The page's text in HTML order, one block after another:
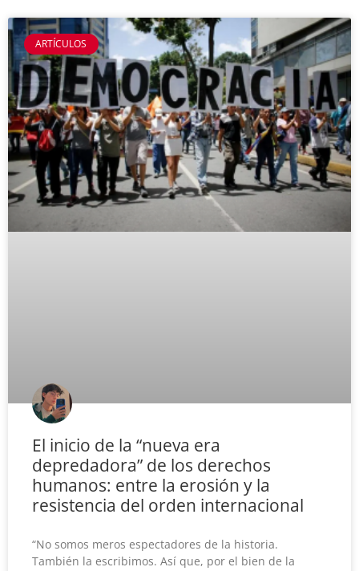
ARTÍCULOS
El inicio de la “nueva era
depredadora” de los derechos
humanos: entre la erosión y la
resistencia del orden internacional
“No somos meros espectadores de la historia.
También la escribimos. Así que, por el bien de la